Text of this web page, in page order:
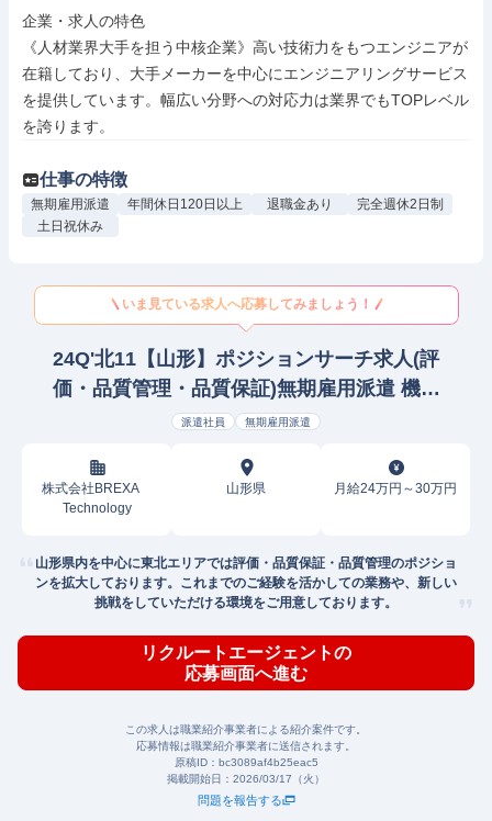
企業・求人の特色
《人材業界大手を担う中核企業》高い技術力をもつエンジニアが
在籍しており、大手メーカーを中心にエンジニアリングサービス
を提供しています。幅広い分野への対応力は業界でもTOPレベル
を誇ります。
仕事の特徴
無期雇用派遣 年間休日120日以上 退職金あり
完全週休2日制
土日祝休み
いま見ている求人へ応募してみましょう！
24Q'北11【山形】ポジションサーチ求人(評
価・品質管理・品質保証)無期雇用派遣 機械
品質保証
派遣社員 無期雇用派遣
株式会社BREXA
Technology
山形県 月給24万円～30万円
山形県内を中心に東北エリアでは評価・品質保証・品質管理のポジショ
ンを拡大しております。これまでのご経験を活かしての業務や、新しい
挑戦をしていただける環境をご用意しております。
リクルートエージェントの
応募画面へ進む
この求人は職業紹介事業者による紹介案件です。
応募情報は職業紹介事業者に送信されます。
原稿ID： bc3089af4b25eac5
掲載開始日： 2026/03/17（火）
問題を報告する